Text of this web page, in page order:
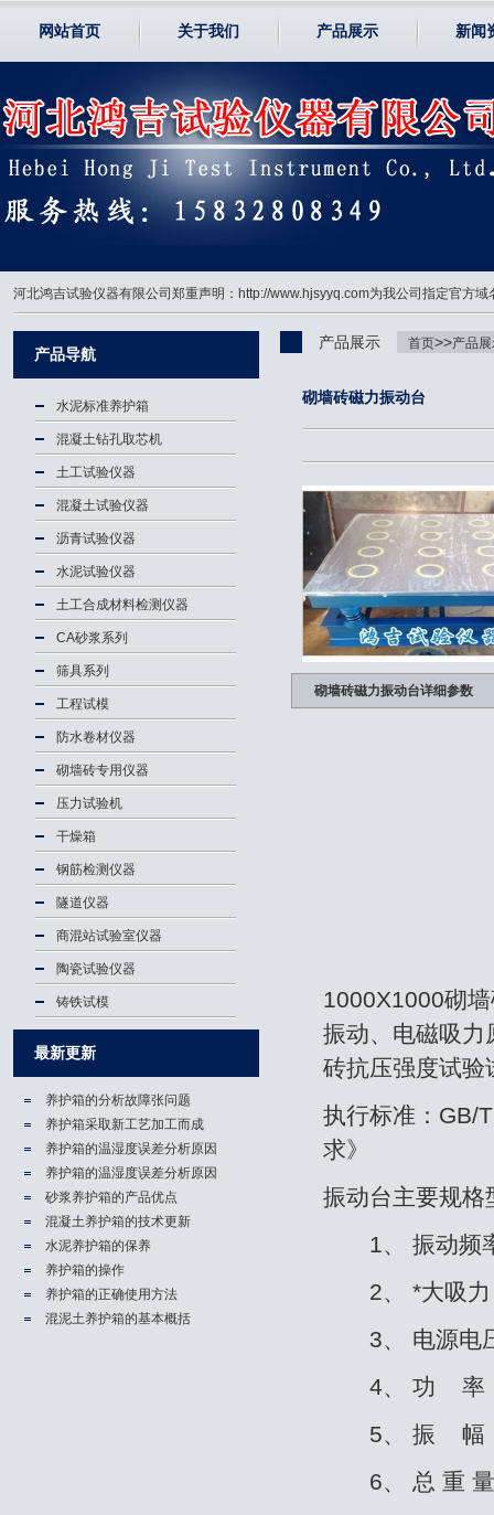
网站首页 关于我们 产品展示 新闻
河北鸿吉试验仪器有限公司郑重声明：http://www.hjsyyq.com为我公司指定官方
产品导航
水泥标准养护箱
混凝土钻孔取芯机
土工试验仪器
混凝土试验仪器
沥青试验仪器
水泥试验仪器
土工合成材料检测仪器
CA砂浆系列
筛具系列
工程试模
防水卷材仪器
砌墙砖专用仪器
压力试验机
干燥箱
钢筋检测仪器
隧道仪器
商混站试验室仪器
陶瓷试验仪器
铸铁试模
最新更新
养护箱的分析故障张问题
养护箱​采取新工艺加工而成
养护箱的温湿度误差分析原因
养护箱的温湿度误差分析原因
砂浆养护箱的产品优点
混凝土养护箱的技术更新
水泥养护箱的保养
养护箱的操作
养护箱的正确使用方法
混泥土养护箱的基本概括
产品展示 首页>>产品展
砌墙砖磁力振动台
砌墙砖磁力振动台详细参数
1000X1000砌
振动、电磁吸力
砖抗压强度试验
执行标准：GB/
求》
振动台主要规格
1、 振动频
2、 *大吸力
3、 电源电
4、 功 率
5、 振 幅：
6、 总 重 量